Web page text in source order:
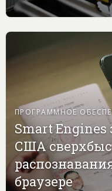
ПРОГРАММНОЕ
Smart Engines
США
браузере